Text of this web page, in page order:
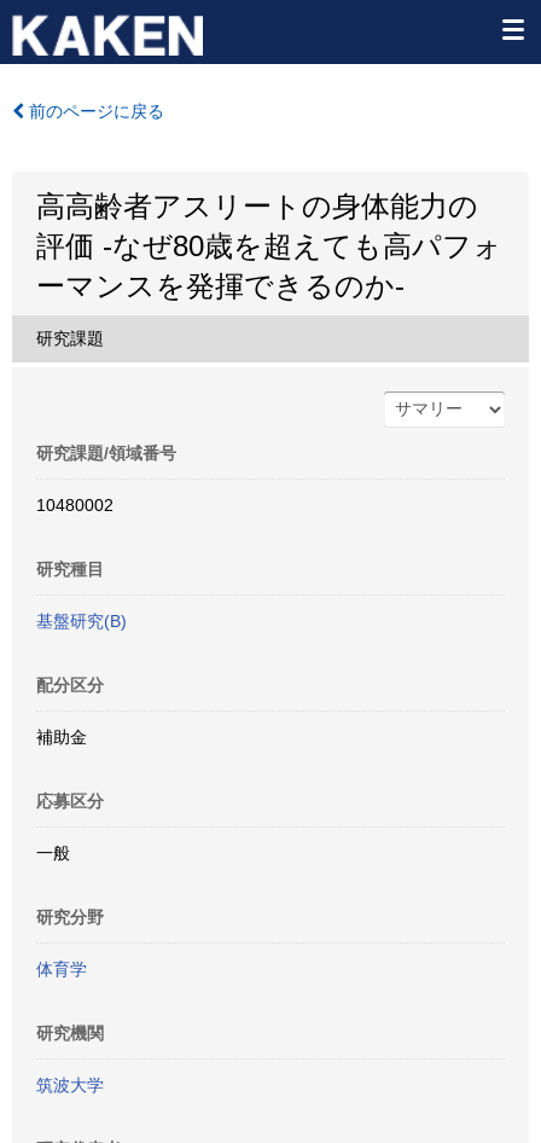
前のページに戻る
高高齢者アスリートの身体能力の
評価 -なぜ80歳を超えても高パフォ
ーマンスを発揮できるのか-
研究課題
研究課題/領域番号
10480002
研究種目
基盤研究(B)
配分区分
補助金
応募区分
一般
研究分野
体育学
研究機関
筑波大学